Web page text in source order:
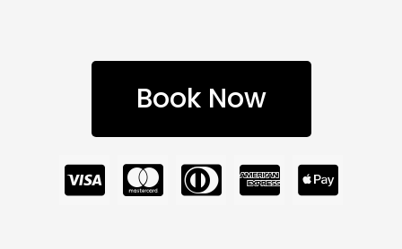
Book Now
C
c
C
c
C
c
C
c
C
c